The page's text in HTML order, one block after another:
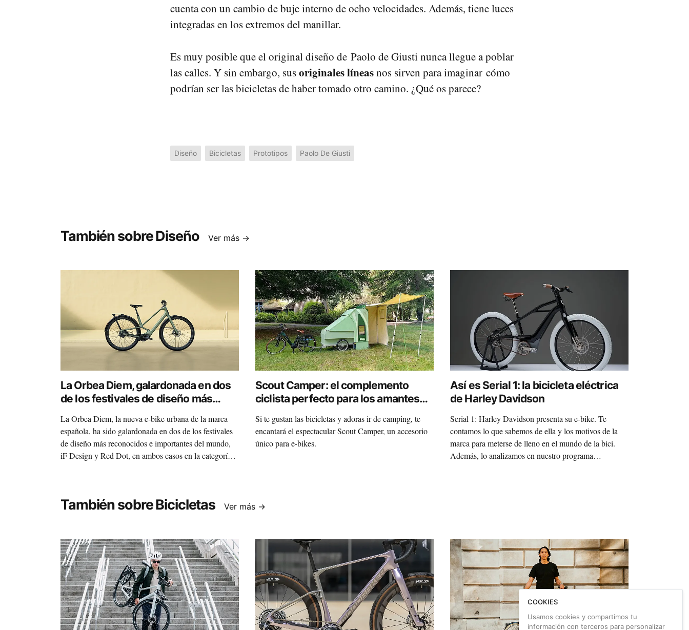
cuenta con un cambio de buje interno de ocho velocidades. Además, tiene luces
integradas en los extremos del manillar.
Es muy posible que el original diseño de Paolo de Giusti nunca llegue a poblar
las calles. Y sin embargo, susoriginales líneasnos sirven para imaginar cómo
podrían ser las bicicletas de haber tomado otro camino. ¿Qué os parece?
Diseño Bicicletas Prototipos Paolo De Giusti
También sobre Diseño Ver más →
La Orbea Diem, galardonada en dos
de los festivales de diseño más
La Orbea Diem, la nueva e-bike urbana de la marca
española, ha sido galardonada en dos de los festivales
de diseño más reconocidos e importantes del mundo,
iF Design y Red Dot, en ambos casos en la categoría
Scout Camper: el complemento
ciclista perfecto para los amantes
Si te gustan las bicicletas y adoras ir de camping, te
encantará el espectacular Scout Camper, un accesorio
único para e-bikes.
Así es Serial 1: la bicicleta eléctrica
de Harley Davidson
Serial 1: Harley Davidson presenta su e-bike. Te
contamos lo que sabemos de ella y los motivos de la
marca para meterse de lleno en el mundo de la bici.
Además, lo analizamos en nuestro programa
También sobre Bicicletas Ver más →
COOKIES
Usamos cookies y compartimos tu
información con terceros para personalizar